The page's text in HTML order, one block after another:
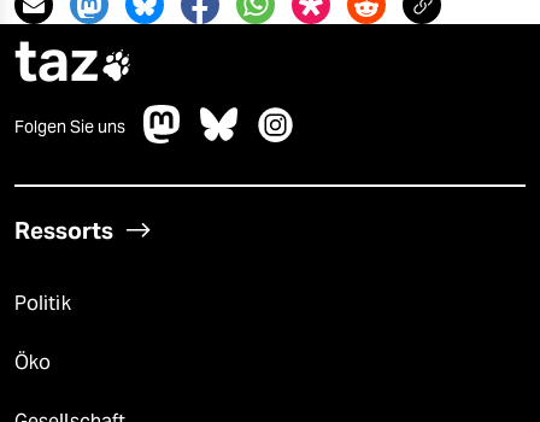
taz
Folgen Sie uns
Ressorts
Politik
Öko